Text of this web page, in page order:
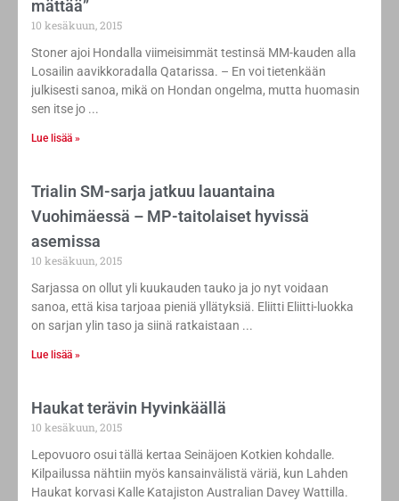
mättää”
10 kesäkuun, 2015
Stoner ajoi Hondalla viimeisimmät testinsä MM-kauden alla
Losailin aavikkoradalla Qatarissa. – En voi tietenkään
julkisesti sanoa, mikä on Hondan ongelma, mutta huomasin
sen itse jo
Lue lisää »
Trialin SM-sarja jatkuu lauantaina
Vuohimäessä – MP-taitolaiset hyvissä
asemissa
10 kesäkuun, 2015
Sarjassa on ollut yli kuukauden tauko ja jo nyt voidaan
sanoa, että kisa tarjoaa pieniä yllätyksiä. Eliitti Eliitti-luokka
on sarjan ylin taso ja siinä ratkaistaan
Lue lisää »
Haukat terävin Hyvinkäällä
10 kesäkuun, 2015
Lepovuoro osui tällä kertaa Seinäjoen Kotkien kohdalle.
Kilpailussa nähtiin myös kansainvälistä väriä, kun Lahden
Haukat korvasi Kalle Katajiston Australian Davey Wattilla.